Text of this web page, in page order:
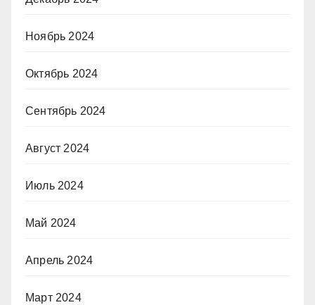
Ноябрь 2024
Октябрь 2024
Сентябрь 2024
Август 2024
Июль 2024
Май 2024
Апрель 2024
Март 2024